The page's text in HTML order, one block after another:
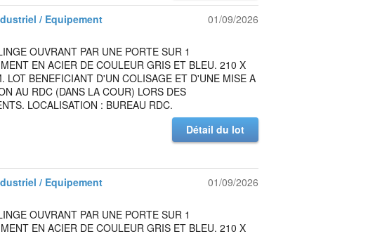
/ Equipement
01/09/2026
OUVRANT PAR UNE PORTE SUR 1
EN ACIER DE COULEUR GRIS ET BLEU. 210 X
LOT BENEFICIANT D'UN COLISAGE ET D'UNE MISE A
AU RDC (DANS LA COUR) LORS DES
LOCALISATION : BUREAU RDC.
Détail du lot
/ Equipement
01/09/2026
OUVRANT PAR UNE PORTE SUR 1
EN ACIER DE COULEUR GRIS ET BLEU. 210 X